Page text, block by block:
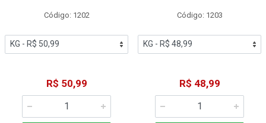
Código: 1202
R$ 50,99
Código: 1203
R$ 48,99